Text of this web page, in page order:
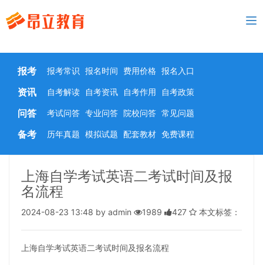
报考 报考常识 报名时间 费用价格 报名入口
资讯 自考解读 自考资讯 自考作用 自考政策
问答 考试问答 专业问答 院校问答 常见问题
备考 历年真题 模拟试题 配套教材 免费课程
上海自学考试英语二考试时间及报
名流程
2024-08-23 13:48 by admin 1989 427 本文标签：
上海自学考试英语二考试时间及报名流程